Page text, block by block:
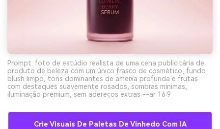
Prompt: foto de estúdio realista de uma cena publicitária de
produto de beleza com um único frasco de cosmético, fundo
blush limpo, tons dominantes de ameixa profunda e frutas
com destaques suavemente rosados, sombras mínimas,
iluminação premium, sem adereços extras --ar 16:9
Crie Visuais De Paletas De Vinhedo Com IA